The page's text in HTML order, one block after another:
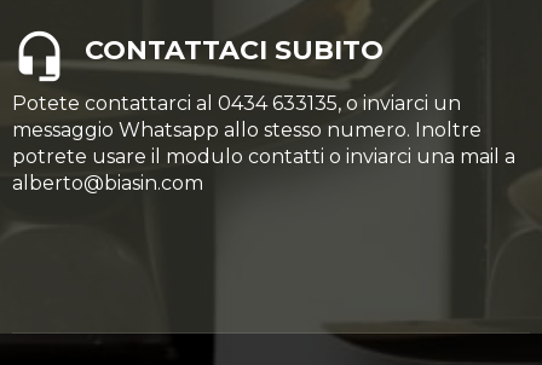
CONTATTACI SUBITO
Potete contattarci al 0434 633135, o inviarci un
messaggio Whatsapp allo stesso numero. Inoltre
potrete usare il modulo contatti o inviarci una mail a
alberto@biasin.com